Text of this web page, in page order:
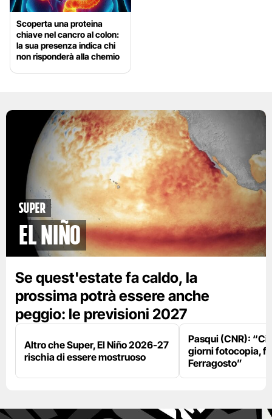
Scoperta una proteina
chiave nel cancro al colon:
la sua presenza indica chi
non risponderà alla chemio
Super
El Niño
Se quest'estate fa caldo, la
prossima potrà essere anche
peggio: le previsioni 2027
Altro che Super, El Niño 2026-27
rischia di essere mostruoso
Pasqui (CNR):
giorni fotocopia,
Ferragosto”